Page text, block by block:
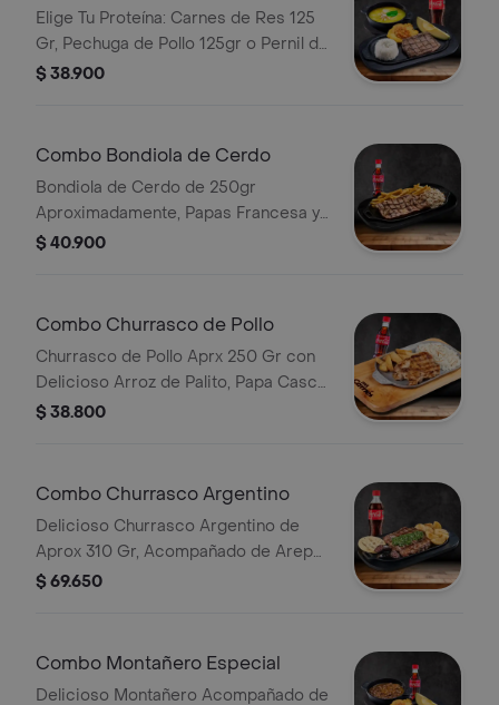
Elige Tu Proteína: Carnes de Res 125
Gr, Pechuga de Pollo 125gr o Pernil de
Cerdo 125gr Acompañada de Patacón
$ 38.900
Combo Bondiola de Cerdo
Bondiola de Cerdo de 250gr
Aproximadamente, Papas Francesa y
Porción de Arroz con Fideos y Bebida
$ 40.900
Combo Churrasco de Pollo
Churrasco de Pollo Aprx 250 Gr con
Delicioso Arroz de Palito, Papa Casco
y Bebida.
$ 38.800
Combo Churrasco Argentino
Delicioso Churrasco Argentino de
Aprox 310 Gr, Acompañado de Arepa,
Papa Casco Crujiente, Un Toque de
$ 69.650
Combo Montañero Especial
Delicioso Montañero Acompañado de